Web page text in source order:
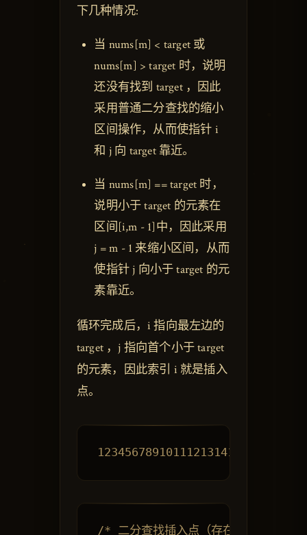
下几种情况:
当 nums[m] < target 或
nums[m] > target 时，说明
还没有找到 target ，因此
采用普通二分查找的缩小
区间操作，从而使指针 i
和 j 向 target 靠近。
当 nums[m] == target 时，
说明小于 target 的元素在
区间[i,m - 1]中，因此采用
j = m - 1 来缩小区间，从而
使指针 j 向小于 target 的元
素靠近。
循环完成后，i 指向最左边的
target ，j 指向首个小于 target
的元素，因此索引 i 就是插入
点。